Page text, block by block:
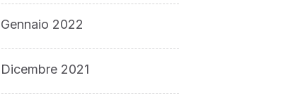
Gennaio 2022
Dicembre 2021